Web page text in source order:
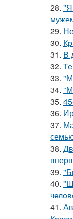
28. "Я
29.
30.
31. В
32.
33.
34.
35.
36.
37.
38.
39.
40.
41.